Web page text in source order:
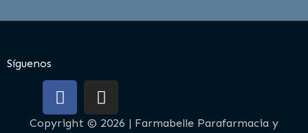
Síguenos
F
a
c
I
n
s
Copyright © 2026 | Farmabelle Parafarmacia y